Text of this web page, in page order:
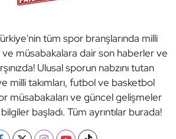
tüm spor branşlarında milli
ve müsabakalara dair son haberler ve
Ulusal sporun nabzını tutan
milli takımları, futbol ve basketbol
müsabakaları ve güncel gelişmeler
başladı. Tüm ayrıntılar burada!